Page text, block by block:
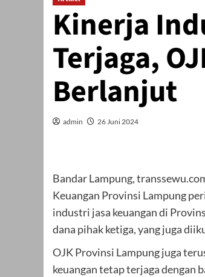
Kinerja
Terjaga,
Berlanjut
admin 26 Juni 2024
Bandar Lampung,
Keuangan Provinsi Lampung
industri jasa keuangan di
dana pihak ketiga, yang juga
OJK Provinsi Lampung juga
keuangan tetap terjaga dengan